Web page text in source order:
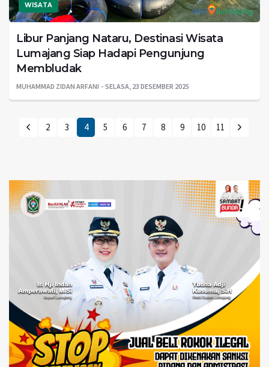
WISATA
Libur Panjang Nataru, Destinasi Wisata
Lumajang Siap Hadapi Pengunjung
Membludak
MUHAMMAD ZIDAN ARFANI SELASA, 23 DESEMBER 2025
2 3 4 5 6 7 8 9 10 11